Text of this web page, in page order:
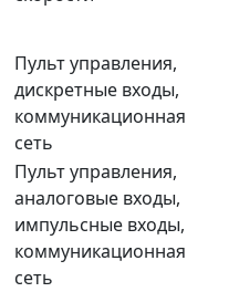
Пульт управления,
дискретные входы,
коммуникационная
сеть
Пульт управления,
аналоговые входы,
импульсные входы,
коммуникационная
сеть